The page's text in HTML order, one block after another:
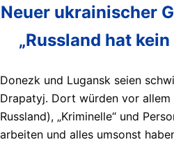
Neuer ukrainischer
„Russland hat
Donezk und Lugansk seien
Drapatyj. Dort würden vor allem
Russland), „Kriminelle“ und
arbeiten und alles umsonst